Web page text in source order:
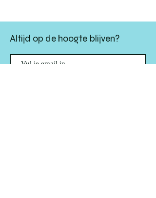
Altijd op de hoogte blijven?